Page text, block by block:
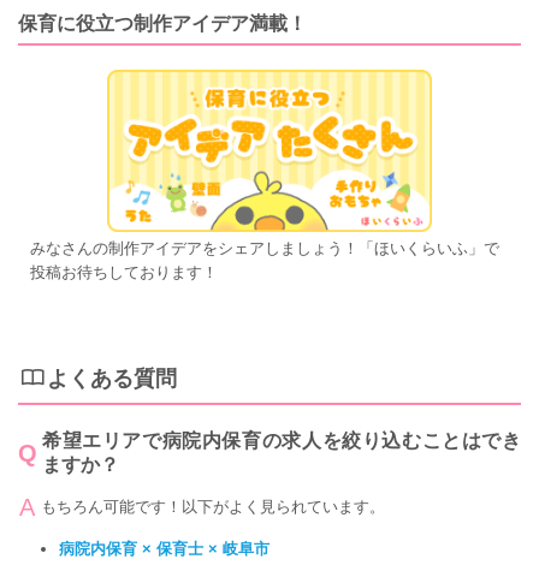
保育に役立つ制作アイデア満載！
みなさんの制作アイデアをシェアしましょう！「ほいくらいふ」で
投稿お待ちしております！
よくある質問
希望エリアで病院内保育の求人を絞り込むことはでき
ますか？
もちろん可能です！以下がよく見られています。
病院内保育 × 保育士 × 岐阜市